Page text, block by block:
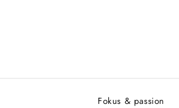
Fokus & passion